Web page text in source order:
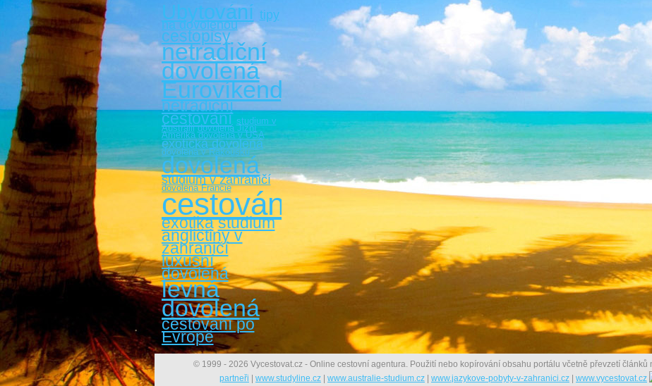
Ubytování tipy
na dovolenou
cestopisy
netradiční
dovolená
Eurovíkendy
netradiční
cestování studium v
Austrálii dovolená Jižní
Amerika dovolená v USA
exotická dovolená
dovolená v Rakousku
dovolená
studium v zahraničí
dovolená Francie
cestování
exotika studium
angličtiny v
zahraničí
luxusní
dovolená
levná
dovolená
cestovaní po
Evropě
© 1999 - 2026 Vycestovat.cz - Online cestovní agentura. Použití nebo kopírování obsahu portálu včetně převzetí článků
partneři
www.studyline.cz www.australie-studium.cz www.jazykove-pobyty-v-zahranici.cz www.vycestovat.cz